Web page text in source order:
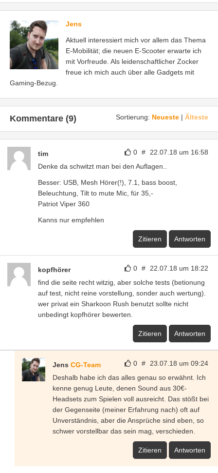
Jens
Aktuell interessiert mich vor allem das Thema
E-Mobilität; die neuen E-Scooter erwarte ich
mit Vorfreude. Als leidenschaftlicher Zocker
freue ich mich auch über alle Gadgets mit
Gaming-Bezug.
Sortierung: Neueste | Älteste
Kommentare (9)
0 # 22.07.18 um 16:58
tim
Denke da schwitzt man bei den Auflagen..
Besser: USB, Mesh Hörer(!), 7.1, bass boost,
Beleuchtung, Tilt to mute Mic, für 35,-
Patriot Viper 360
Kanns nur empfehlen
Zitieren Antworten
0 # 22.07.18 um 18:22
kopfhörer
find die seite recht witzig, aber solche tests (betionung
auf test, nicht reine vorstellung, sonder auch wertung).
wer privat ein Sharkoon Rush benutzt sollte nicht
unbedingt kopfhörer bewerten.
Zitieren Antworten
0 # 23.07.18 um 09:24
Jens CG-Team
Deshalb habe ich das alles genau so erwähnt. Ich
kenne genug Leute, denen Sound aus 30€-
Headsets zum Spielen voll ausreicht. Das stößt bei
der Gegenseite (meiner Erfahrung nach) oft auf
Unverständnis, aber die Ansprüche sind eben, so
schwer vorstellbar das sein mag, verschieden.
Zitieren Antworten